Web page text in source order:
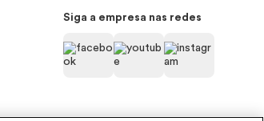
Siga a empresa nas redes